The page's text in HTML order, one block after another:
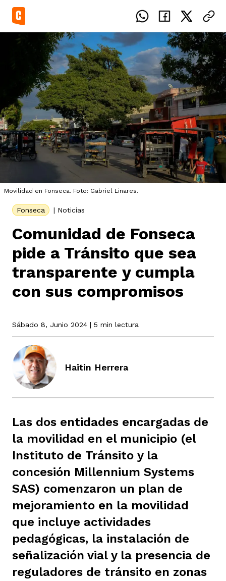
Movilidad en Fonseca. Foto: Gabriel Linares.
Fonseca | Noticias
Comunidad de Fonseca
pide a Tránsito que sea
transparente y cumpla
con sus compromisos
Sábado 8, Junio 2024 | 5 min lectura
Haitin Herrera
Las dos entidades encargadas de
la movilidad en el municipio (el
Instituto de Tránsito y la
concesión Millennium Systems
SAS) comenzaron un plan de
mejoramiento en la movilidad
que incluye actividades
pedagógicas, la instalación de
señalización vial y la presencia de
reguladores de tránsito en zonas
país
del Caguán
del Cesar
de Atrato
armado
país
de Atrato
fórmula
principios
de estilo
equipo
periodistas locales
nuestro contenido